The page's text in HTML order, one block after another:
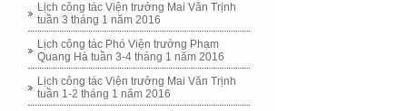
Lịch công tác Viện trưởng Mai Văn Trịnh
tuần 3 tháng 1 năm 2016
Lịch công tác Phó Viện trưởng Phạm
Quang Hà tuần 3-4 tháng 1 năm 2016
Lịch công tác Viện trưởng Mai Văn Trịnh
tuần 1-2 tháng 1 năm 2016